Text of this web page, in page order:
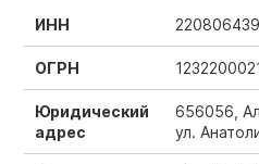
ИНН
ОГРН
Юридический
адрес
656056,
ул.